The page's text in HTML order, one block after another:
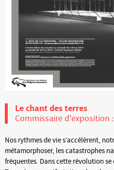
Le chant des terres
Commissaire d'exposition
Nos rythmes de vie s’accélèrent,
métamorphoser, les catastrophes
fréquentes. Dans cette révolution